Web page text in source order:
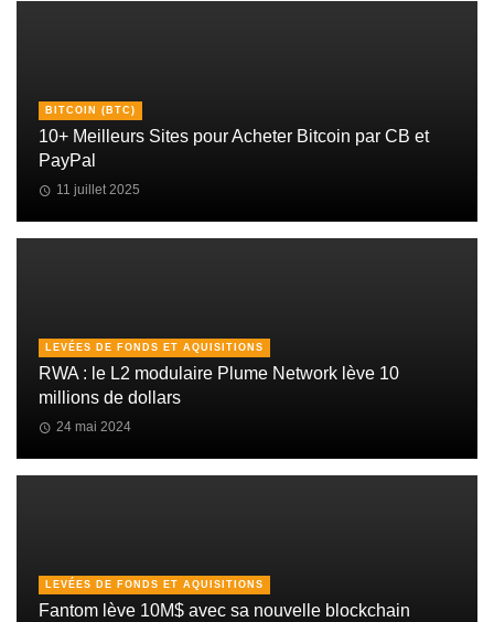
BITCOIN (BTC)
10+ Meilleurs Sites pour Acheter Bitcoin par CB et
PayPal
11 juillet 2025
LEVÉES DE FONDS ET AQUISITIONS
RWA : le L2 modulaire Plume Network lève 10
millions de dollars
24 mai 2024
LEVÉES DE FONDS ET AQUISITIONS
Fantom lève 10M$ avec sa nouvelle blockchain